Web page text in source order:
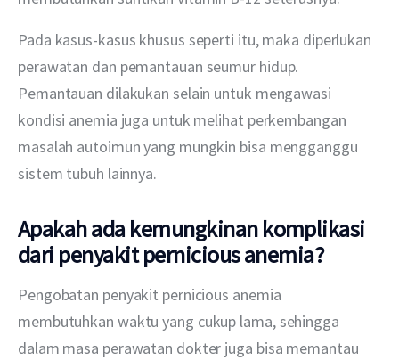
Pada kasus-kasus khusus seperti itu, maka diperlukan
perawatan dan pemantauan seumur hidup.
Pemantauan dilakukan selain untuk mengawasi
kondisi anemia juga untuk melihat perkembangan
masalah autoimun yang mungkin bisa mengganggu
sistem tubuh lainnya.
Apakah ada kemungkinan komplikasi
dari penyakit pernicious anemia?
Pengobatan penyakit pernicious anemia
membutuhkan waktu yang cukup lama, sehingga
dalam masa perawatan dokter juga bisa memantau